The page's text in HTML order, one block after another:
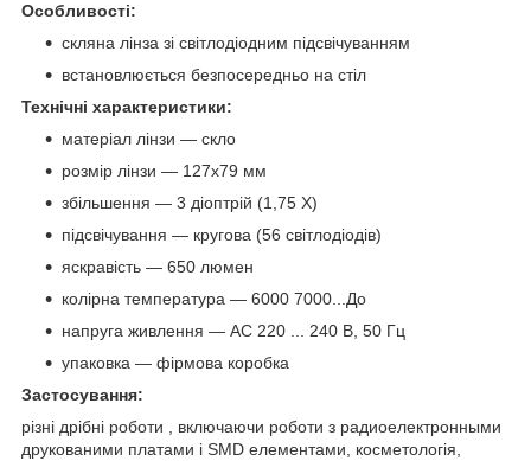
Особливості:
скляна лінза зі світлодіодним підсвічуванням
встановлюється безпосередньо на стіл
Технічні характеристики:
матеріал лінзи — скло
розмір лінзи — 127х79 мм
збільшення — 3 діоптрій (1,75 X)
підсвічування — кругова (56 світлодіодів)
яскравість — 650 люмен
колірна температура — 6000 7000...До
напруга живлення — AC 220 ... 240 В, 50 Гц
упаковка — фірмова коробка
Застосування:
різні дрібні роботи , включаючи роботи з радиоелектронными
друкованими платами і SMD елементами, косметологія,